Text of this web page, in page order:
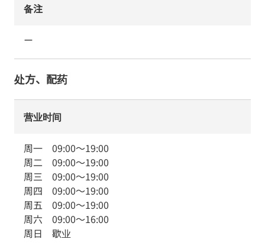
备注
ー
处方、配药
营业时间
周一 09:00～19:00
周二 09:00～19:00
周三 09:00～19:00
周四 09:00～19:00
周五 09:00～19:00
周六 09:00～16:00
周日 歇业